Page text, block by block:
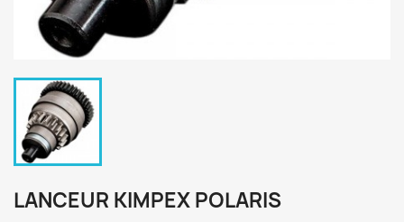
LANCEUR KIMPEX POLARIS